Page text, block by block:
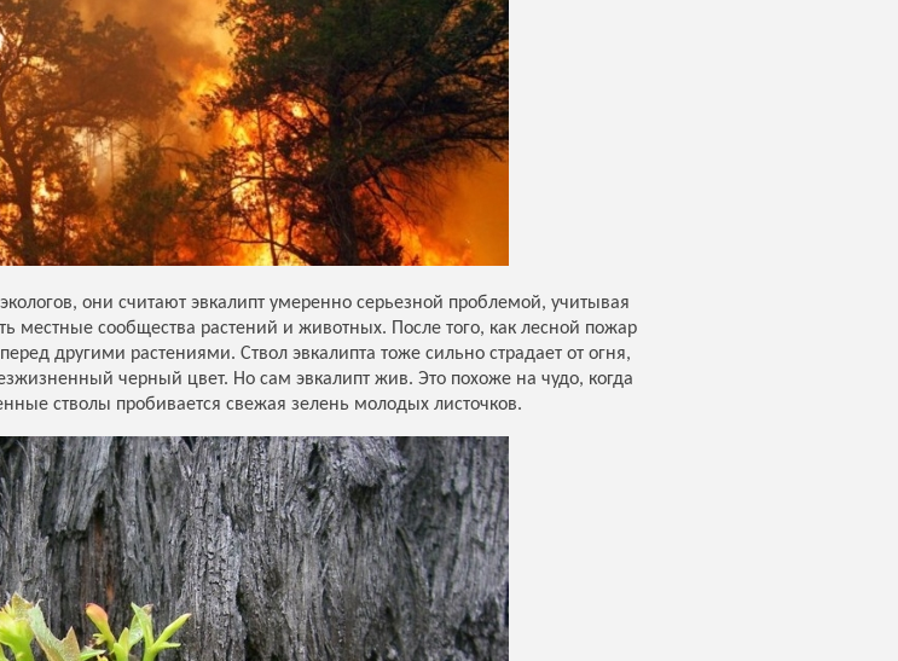
они считают эвкалипт умеренно серьезной проблемой, учитывая
местные сообщества растений и животных. После того, как лесной пожар
другими растениями. Ствол эвкалипта тоже сильно страдает от огня,
черный цвет. Но сам эвкалипт жив. Это похоже на чудо, когда
стволы пробивается свежая зелень молодых листочков.